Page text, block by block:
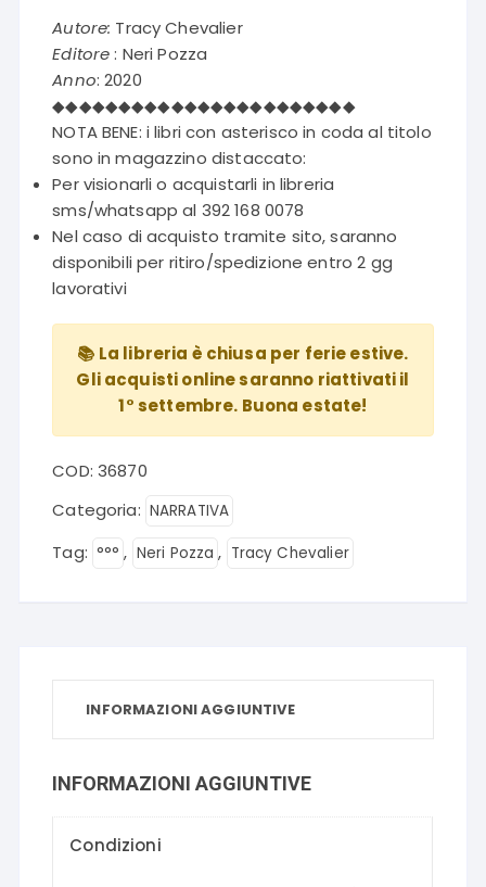
€12,50.
attuale
è:
Autore: Tracy Chevalier
Editore: Neri Pozza
Anno: 2020
◆◆◆◆◆◆◆◆◆◆◆◆◆◆◆◆◆◆◆◆◆◆◆
NOTA BENE: i libri con asterisco in coda al titolo
sono in magazzino distaccato:
Per visionarli o acquistarli in libreria
sms/whatsapp al 392 168 0078
Nel caso di acquisto tramite sito, saranno
disponibili per ritiro/spedizione entro 2 gg
lavorativi
📚 La libreria è chiusa per ferie estive.
Gli acquisti online saranno riattivati il
1° settembre. Buona estate!
COD: 36870
Categoria: NARRATIVA
Tag: °°° , Neri Pozza , Tracy Chevalier
INFORMAZIONI AGGIUNTIVE
INFORMAZIONI AGGIUNTIVE
Condizioni